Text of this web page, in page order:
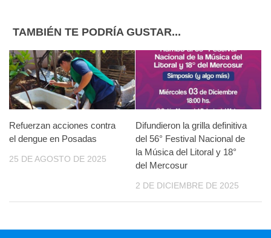
TAMBIÉN TE PODRÍA GUSTAR...
Refuerzan acciones contra
el dengue en Posadas
25 DE AGOSTO DE 2025
Difundieron la grilla definitiva
del 56° Festival Nacional de
la Música del Litoral y 18°
del Mercosur
2 DE DICIEMBRE DE 2025